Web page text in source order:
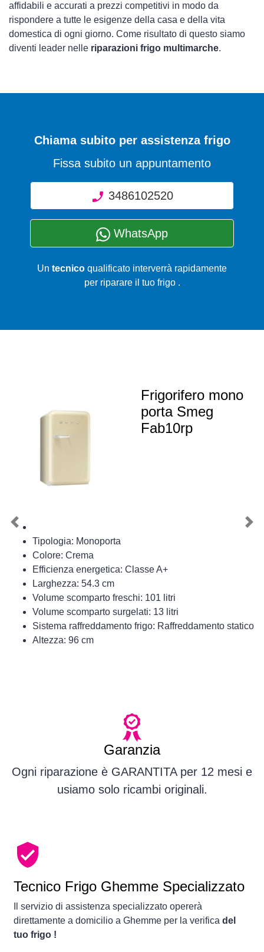
affidabili e accurati a prezzi competitivi in modo da
rispondere a tutte le esigenze della casa e della vita
domestica di ogni giorno. Come risultato di questo siamo
diventi leader nelle riparazioni frigo multimarche.
Chiama subito per assistenza frigo
Fissa subito un appuntamento
3486102520
WhatsApp
Un tecnico qualificato interverrà rapidamente
per riparare il tuo frigo .
Frigorifero mono
porta Smeg
Fab10rp
Tipologia: Monoporta
Colore: Crema
Efficienza energetica: Classe A+
Larghezza: 54.3 cm
Volume scomparto freschi: 101 litri
Volume scomparto surgelati: 13 litri
Sistema raffreddamento frigo: Raffreddamento statico
Altezza: 96 cm
Previous
Garanzia
Ogni riparazione è GARANTITA per 12 mesi e
usiamo solo ricambi originali.
Tecnico Frigo Ghemme Specializzato
Il servizio di assistenza specializzato opererà
direttamente a domicilio a Ghemme per la verifica del
tuo frigo !